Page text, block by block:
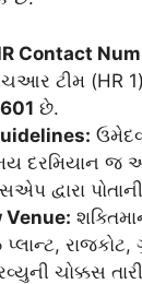
Contact
ટીમ (HR
છે.
દરમિયાન જ
દ્વારા
રાજકોટ,
ચોક્કસ